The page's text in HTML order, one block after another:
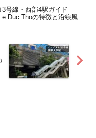
号線・西部4駅ガイド｜
Duc Thoの特徴と沿線風